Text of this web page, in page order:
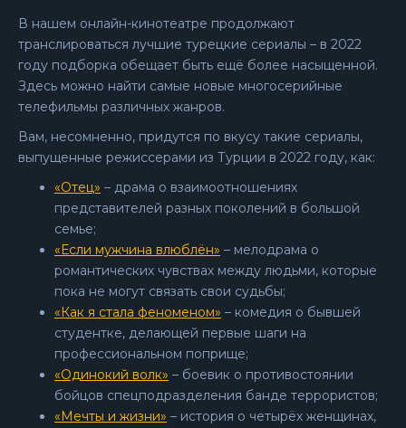
В нашем онлайн-кинотеатре продолжают
транслироваться лучшие турецкие сериалы – в 2022
году подборка обещает быть ещё более насыщенной.
Здесь можно найти самые новые многосерийные
телефильмы различных жанров.
Вам, несомненно, придутся по вкусу такие сериалы,
выпущенные режиссерами из Турции в 2022 году, как:
«Отец» – драма о взаимоотношениях
представителей разных поколений в большой
семье;
«Если мужчина влюблён» – мелодрама о
романтических чувствах между людьми, которые
пока не могут связать свои судьбы;
«Как я стала феноменом» – комедия о бывшей
студентке, делающей первые шаги на
профессиональном поприще;
«Одинокий волк» – боевик о противостоянии
бойцов спецподразделения банде террористов;
«Мечты и жизни» – история о четырёх женщинах,